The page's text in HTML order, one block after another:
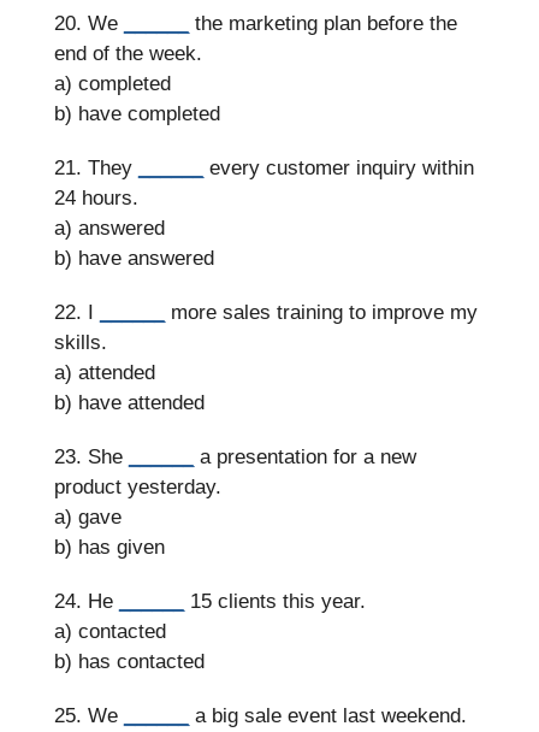
20. We
the marketing plan before the
end of the week.
a) completed
b) have completed
21. They
every customer inquiry within
24 hours.
a) answered
b) have answered
22. I
more sales training to improve my
skills.
a) attended
b) have attended
23. She
a presentation for a new
product yesterday.
a) gave
b) has given
24. He
15 clients this year.
a) contacted
b) has contacted
25. We
a big sale event last weekend.